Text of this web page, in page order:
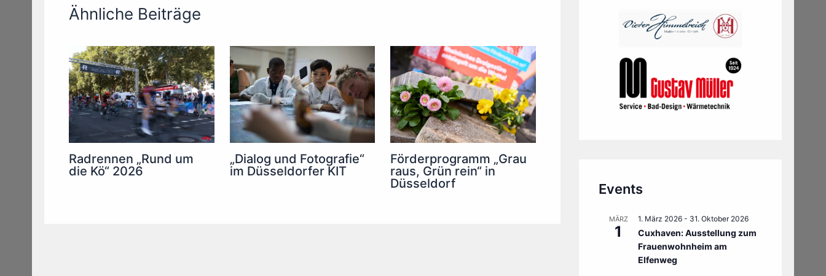
Ähnliche Beiträge
Radrennen „Rund um
die Kö“ 2026
„Dialog und Fotografie“
im Düsseldorfer KIT
Förderprogramm „Grau
raus, Grün rein“ in
Düsseldorf
Events
MÄRZ
1
1. März 2026 - 31. Oktober 2026
Cuxhaven: Ausstellung zum
Frauenwohnheim am
Elfenweg